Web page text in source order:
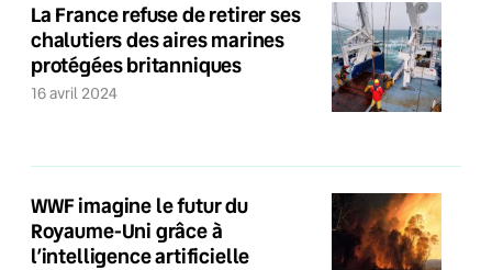
La France refuse de retirer ses
chalutiers des aires marines
protégées britanniques
16 avril 2024
WWF imagine le futur du
Royaume-Uni grâce à
l’intelligence artificielle